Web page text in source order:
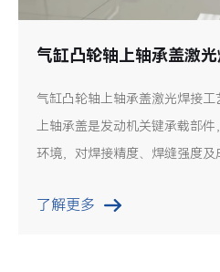
气缸凸轮轴上轴承盖激
气缸凸轮轴上轴承盖激光
上轴承盖是发动机关键承载部
环境，对焊接精度、焊缝强度及
帝耐激光凭借成熟的激光焊接技
了解更多